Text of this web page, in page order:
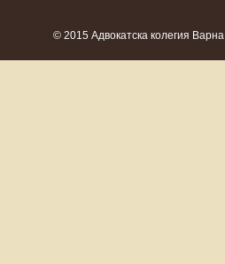
© 2015 Адвокатска колегия Варна